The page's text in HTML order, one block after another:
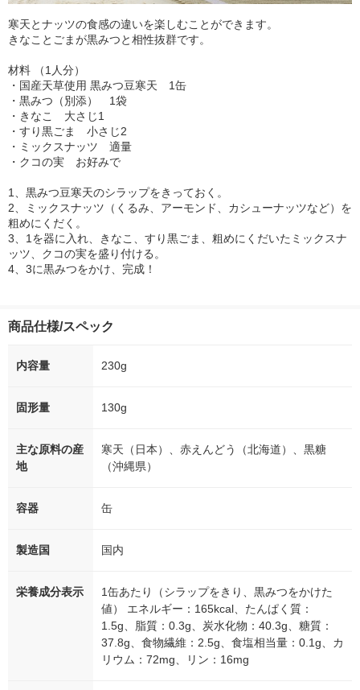
寒天とナッツの食感の違いを楽しむことができます。
きなことごまが黒みつと相性抜群です。
材料 （1人分）
・国産天草使用 黒みつ豆寒天 1缶
・黒みつ（別添） 1袋
・きなこ 大さじ1
・すり黒ごま 小さじ2
・ミックスナッツ 適量
・クコの実 お好みで
1、黒みつ豆寒天のシラップをきっておく。
2、ミックスナッツ（くるみ、アーモンド、カシューナッツなど）を
粗めにくだく。
3、1を器に入れ、きなこ、すり黒ごま、粗めにくだいたミックスナ
ッツ、クコの実を盛り付ける。
4、3に黒みつをかけ、完成！
商品仕様/スペック
内容量 230g
固形量 130g
主な原料の産
地
寒天（日本）、赤えんどう（北海道）、黒糖
（沖縄県）
容器 缶
製造国 国内
栄養成分表示
1缶あたり（シラップをきり、黒みつをかけた
値） エネルギー：165kcal、たんぱく質：
1.5g、脂質：0.3g、炭水化物：40.3g、糖質：
37.8g、食物繊維：2.5g、食塩相当量：0.1g、カ
リウム：72mg、リン：16mg